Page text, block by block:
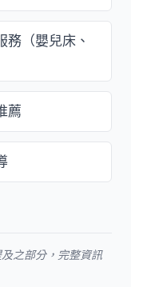
務（嬰兒床、
薦
之部分，完整資訊